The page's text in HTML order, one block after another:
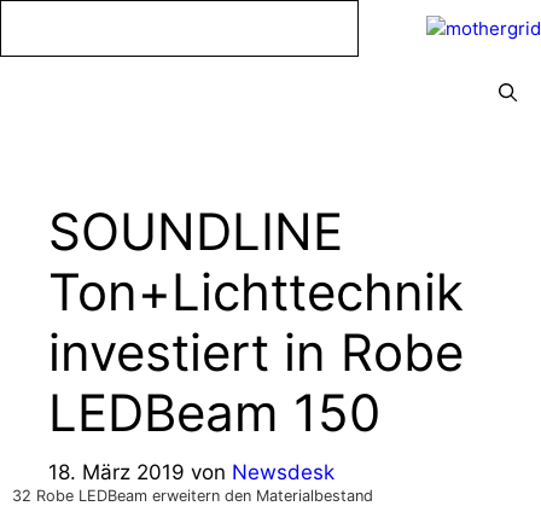
SOUNDLINE
Ton+Lichttechnik
investiert in Robe
LEDBeam 150
18. März 2019 von Newsdesk
32 Robe LEDBeam erweitern den Materialbestand